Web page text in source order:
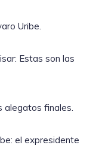
Uribe.
Estas son las
alegatos finales.
el expresidente